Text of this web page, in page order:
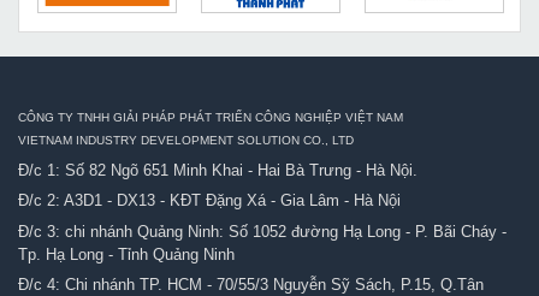
CÔNG TY TNHH GIẢI PHÁP PHÁT TRIỂN CÔNG NGHIỆP VIỆT NAM
VIETNAM INDUSTRY DEVELOPMENT SOLUTION CO., LTD
Đ/c 1: Số 82 Ngõ 651 Minh Khai - Hai Bà Trưng - Hà Nội.
Đ/c 2: A3D1 - DX13 - KĐT Đặng Xá - Gia Lâm - Hà Nội
Đ/c 3: chi nhánh Quảng Ninh: Số 1052 đường Hạ Long - P. Bãi Cháy -
Tp. Hạ Long - Tỉnh Quảng Ninh
Đ/c 4: Chi nhánh TP. HCM - 70/55/3 Nguyễn Sỹ Sách, P.15, Q.Tân